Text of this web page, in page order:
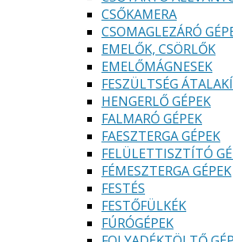
CSŐKAMERA
CSOMAGLEZÁRÓ
EMELŐK, CSÖRLŐK
EMELŐMÁGNESEK
FESZÜLTSÉG
HENGERLŐ GÉPEK
FALMARÓ GÉPEK
FAESZTERGA GÉPEK
FELÜLETTISZTÍTÓ
FÉMESZTERGA GÉPEK
FESTÉS
FESTŐFÜLKÉK
FÚRÓGÉPEK